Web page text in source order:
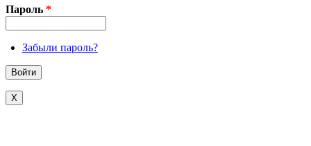
X
Пароль *
Забыли пароль?
X